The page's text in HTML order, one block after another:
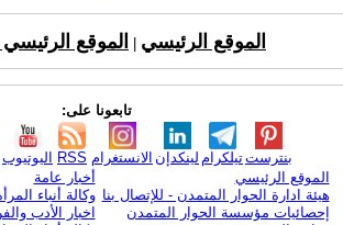
الموقع الرئيسي الموقع
تابعونا على:
اليوتيوب RSS الانستغرام لينكدإن تيلكرامبنترست
الموقع الرئيسي
هيئة ادارة الحوار المتمدن - للإتصال بنا
إحصائيات مؤسسة الحوار المتمدن
أخبار عامة
وكالة أنباء
اخبار الأدب